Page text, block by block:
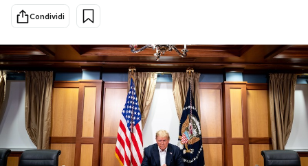
Economia
PODCAST
NEWSLETTER
Condividi